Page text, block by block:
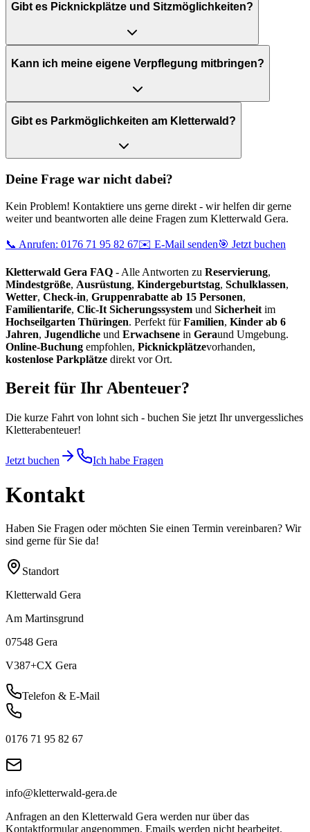
Gibt es Picknickplätze und Sitzmöglichkeiten?
Kann ich meine eigene Verpflegung mitbringen?
Gibt es Parkmöglichkeiten am Kletterwald?
Deine Frage war nicht dabei?
Kein Problem! Kontaktiere uns gerne direkt - wir helfen dir gerne
weiter und beantworten alle deine Fragen zum Kletterwald Gera.
📞 Anrufen: 0176 71 95 82 67✉️ E-Mail senden🎯 Jetzt buchen
Kletterwald Gera FAQ - Alle Antworten zu Reservierung,
Mindestgröße, Ausrüstung, Kindergeburtstag, Schulklassen,
Wetter, Check-in, Gruppenrabatte ab 15 Personen,
Familientarife, Clic-It Sicherungssystem und Sicherheit im
Hochseilgarten Thüringen. Perfekt fürFamilien, Kinder ab 6
Jahren, Jugendliche und Erwachsene in Geraund Umgebung.
Online-Buchung empfohlen, Picknickplätzevorhanden,
kostenlose Parkplätze direkt vor Ort.
Bereit für Ihr Abenteuer?
Die kurze Fahrt von lohnt sich - buchen Sie jetzt Ihr unvergessliches
Kletterabenteuer!
Jetzt buchen Ich habe Fragen
Kontakt
Haben Sie Fragen oder möchten Sie einen Termin vereinbaren? Wir
sind gerne für Sie da!
Standort
Kletterwald Gera
Am Martinsgrund
07548 Gera
V387+CX Gera
Telefon & E-Mail
0176 71 95 82 67
info@kletterwald-gera.de
Anfragen an den Kletterwald Gera werden nur über das
Kontaktformular angenommen. Emails werden nicht bearbeitet.